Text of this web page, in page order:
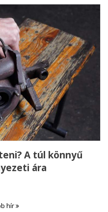
A túl könnyű
ára
hír